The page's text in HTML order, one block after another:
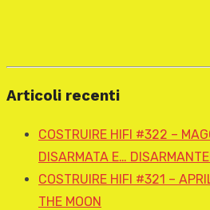
Articoli recenti
COSTRUIRE HIFI #322 –
DISARMATA E…
COSTRUIRE HIFI #321 –
THE MOON